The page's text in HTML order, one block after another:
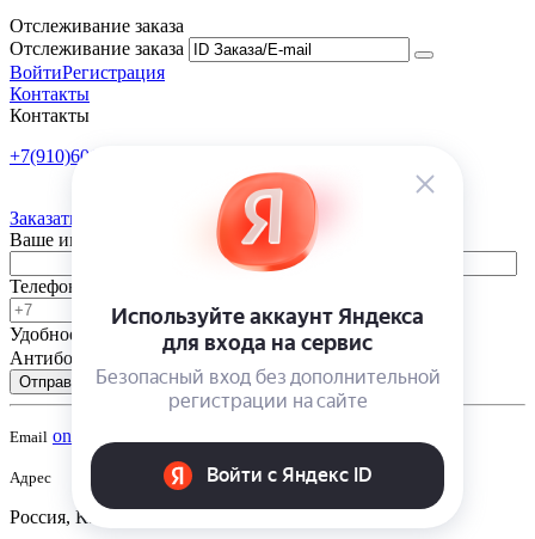
Отслеживание заказа
Отслеживание заказа
ВойтиРегистрация
Контакты
Контакты
+7(910)601-10-10
Заказать обратный звонок
Ваше имя
Телефон
Удобное время
-
Антибот
Отправить
Email onsad@onsad.ru
Адрес
Россия, Калуга,